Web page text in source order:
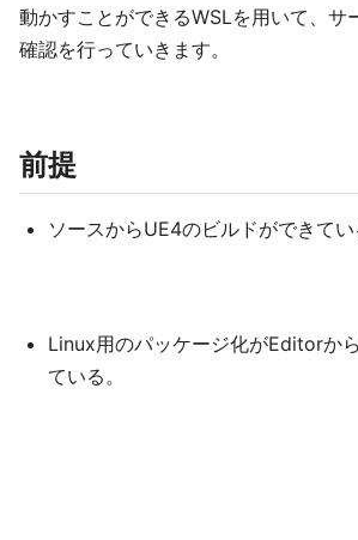
動かすことができるWSLを用いて、サ
確認を行っていきます。
前提
ソースからUE4のビルドができてい
Linux用のパッケージ化がEditorか
ている。